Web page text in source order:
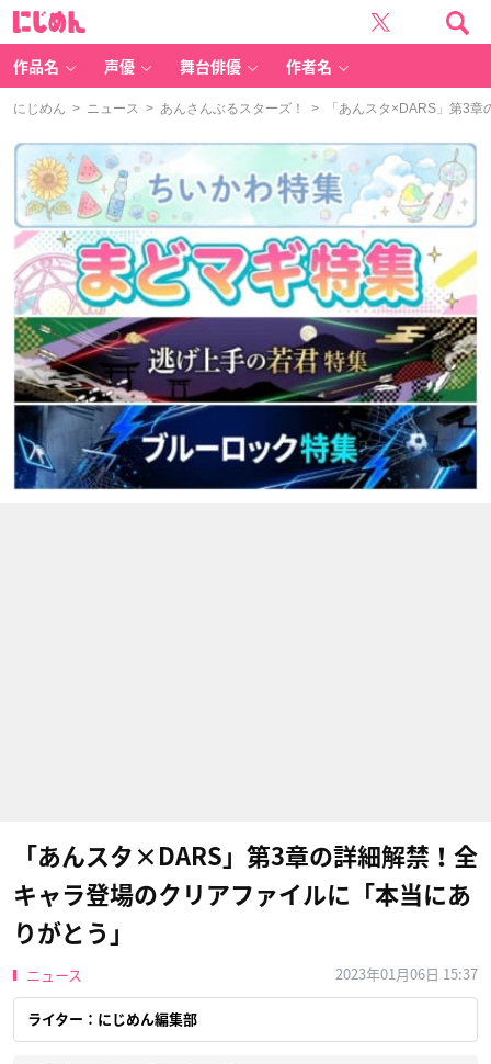
作品名 声優 舞台俳優 作者名
にじめん > ニュース > あんさんぶるスターズ！ > 「あんスタ×DARS」第3章
「あんスタ×DARS」第3章の詳細解禁！全
キャラ登場のクリアファイルに「本当にあ
りがとう」
ニュース 2023年01月06日 15:37
ライター：にじめん編集部